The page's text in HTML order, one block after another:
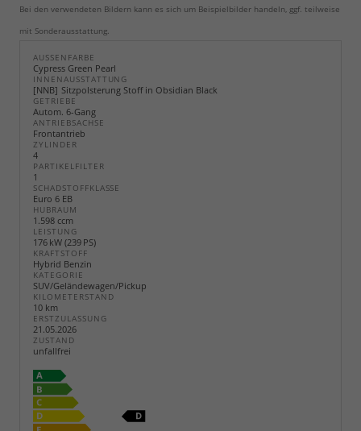
Bei den verwendeten Bildern kann es sich um Beispielbilder handeln, ggf. teilweise
mit Sonderausstattung.
AUSSENFARBE
Cypress Green Pearl
INNENAUSSTATTUNG
NNB Sitzpolsterung Stoff in Obsidian Black
GETRIEBE
Autom. 6-Gang
ANTRIEBSACHSE
Frontantrieb
ZYLINDER
4
PARTIKELFILTER
1
SCHADSTOFFKLASSE
Euro 6 EB
HUBRAUM
1.598 ccm
LEISTUNG
176 kW (239 PS)
KRAFTSTOFF
Hybrid Benzin
KATEGORIE
SUV/Geländewagen/Pickup
KILOMETERSTAND
10 km
ERSTZULASSUNG
21.05.2026
ZUSTAND
unfallfrei